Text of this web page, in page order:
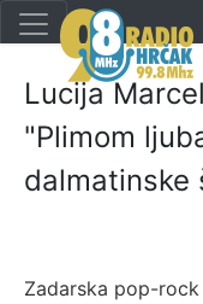
Lucija
"Plimom
dalmatinske
Zadarska pop-